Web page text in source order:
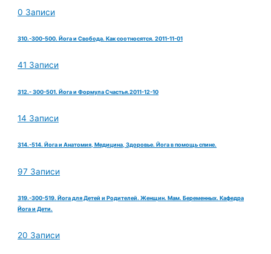
0 Записи
310.-300-500. Йога и Свобода. Как соотносятся. 2011-11-01
41 Записи
312.- 300-501. Йога и Формула Счастья.2011-12-10
14 Записи
314.-514. Йога и Анатомия, Медицина, Здоровье. Йога в помощь спине.
97 Записи
319.-300-519. Йога для Детей и Родителей. Женщин. Мам. Беременных. Кафедра
Йога и Дети.
20 Записи